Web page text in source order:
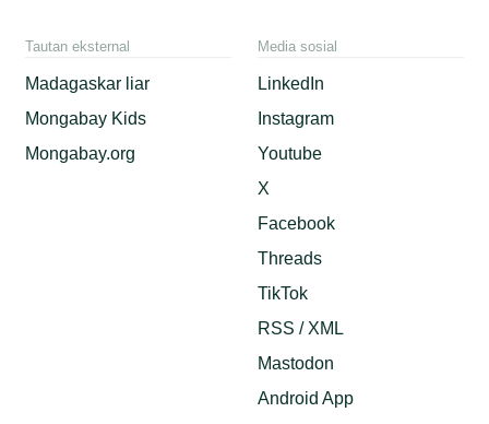
Tautan eksternal
Madagaskar liar
Mongabay Kids
Mongabay.org
Media sosial
LinkedIn
Instagram
Youtube
X
Facebook
Threads
TikTok
RSS / XML
Mastodon
Android App